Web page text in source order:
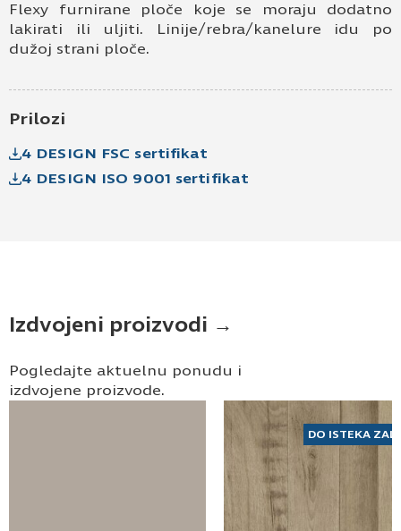
Kontakt telefon
Flexy furnirane ploče koje se moraju dodatno
lakirati ili uljiti. Linije/rebra/kanelure idu po
dužoj strani ploče.
Prilozi
4 DESIGN FSC sertifikat
4 DESIGN ISO 9001 sertifikat
Izdvojeni proizvodi →
Pogledajte aktuelnu ponudu i
izdvojene proizvode.
DO ISTEKA